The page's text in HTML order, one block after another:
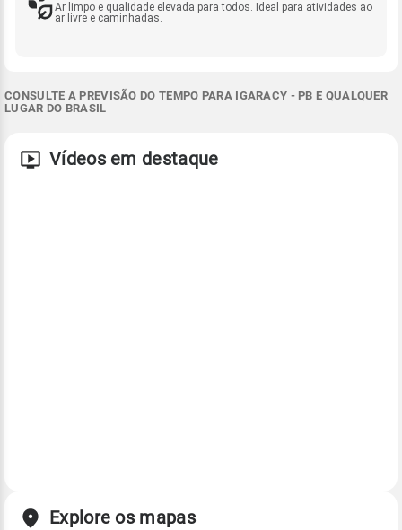
Ar limpo e qualidade elevada para todos. Ideal para atividades ao
ar livre e caminhadas.
CONSULTE A PREVISÃO DO TEMPO PARA IGARACY - PB E QUALQUER
LUGAR DO BRASIL
Vídeos em destaque
Explore os mapas